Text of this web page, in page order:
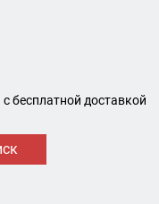
бесплатной доставкой